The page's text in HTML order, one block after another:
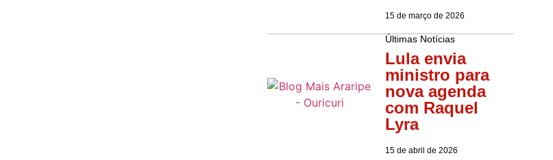
15 de março de 2026
Últimas Notícias
Lula envia
ministro para
nova agenda
com Raquel
Lyra
15 de abril de 2026